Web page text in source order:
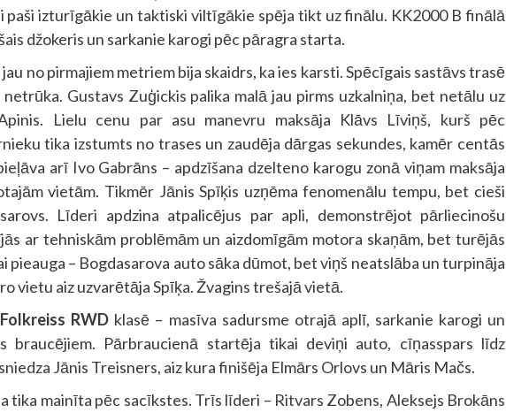
paši izturīgākie un taktiski viltīgākie spēja tikt uz finālu. KK2000 B finālā
džokeris un sarkanie karogi pēc pāragra starta.
no pirmajiem metriem bija skaidrs, ka ies karsti. Spēcīgais sastāvs trasē
Gustavs Zuģickis palika malā jau pirms uzkalniņa, bet netālu uz
Lielu cenu par asu manevru maksāja Klāvs Līviņš, kurš pēc
tika izstumts no trases un zaudēja dārgas sekundes, kamēr centās
arī Ivo Gabrāns – apdzīšana dzelteno karogu zonā viņam maksāja
vietām. Tikmēr Jānis Spīķis uzņēma fenomenālu tempu, bet cieši
Līderi apdzina atpalicējus par apli, demonstrējot pārliecinošu
ar tehniskām problēmām un aizdomīgām motora skaņām, bet turējās
pieauga – Bogdasarova auto sāka dūmot, bet viņš neatslāba un turpināja
vietu aiz uzvarētāja Spīķa. Žvagins trešajā vietā.
Folkreiss RWD klasē – masīva sadursme otrajā aplī, sarkanie karogi un
braucējiem. Pārbraucienā startēja tikai deviņi auto, cīņasspars līdz
Jānis Treisners, aiz kura finišēja Elmārs Orlovs un Māris Mačs.
tika mainīta pēc sacīkstes. Trīs līderi – Ritvars Zobens, Aleksejs Brokāns